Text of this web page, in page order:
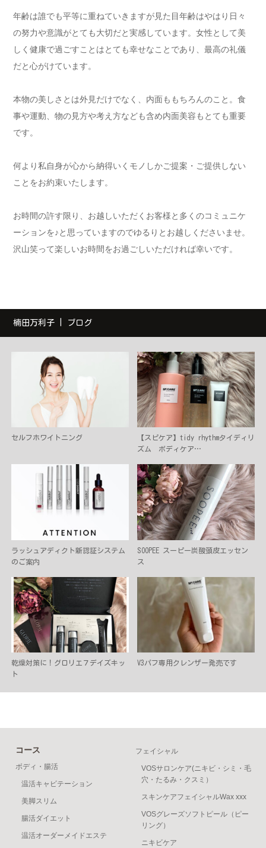
年齢は誰でも平等に重ねていきますが見た目年齢はやはり日々
の努力や意識がとても大切だと実感しています。女性として美
しく健康で過ごすことはとても幸せなことであり、最高の礼儀
だと心がけています。
本物の美しさとは外見だけでなく、内面ももちろんのこと。食
事や運動、物の見方や考え方なども含め内面美容もとても重要
です。
何より私自身が心から納得いくモノしかご提案・ご提供しない
ことをお約束いたします。
お時間の許す限り、お越しいただくお客様と多くのコミュニケ
ーションを♪と思っていますのでゆるりとお越しくださいませ。
沢山笑って楽しいお時間をお過ごしいただければ幸いです。
楠田万利子 | ブログ
セルフホワイトニング
【スピケア】tidy rhythmタイディリ
ズム ボディケア…
ラッシュアディクト新認証システム
のご案内
SOOPEE スーピー炭酸頭皮エッセン
ス
乾燥対策に！グロリエ７デイズキッ
ト
V3パフ専用クレンザー発売です
コース
ボディ・腸活
温活キャビテーション
美脚スリム
腸活ダイエット
温活オーダーメイドエステ
フェイシャル
VOSサロンケア(ニキビ・シミ・毛
穴・たるみ・クスミ）
スキンケアフェイシャルWax xxx
VOSグレーズソフトピール（ピー
リング）
ニキビケア